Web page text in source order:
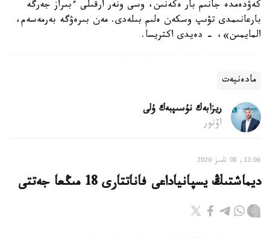
كەۋدەمدە جانىم بار ەكەنىن، وسى ونەر ارقىلى ءبىراز جەرگە
بارعانىمدى تۋىپ وسكەن ەلىم بىلەدى. مەن بىرەۋگە بەرمەسەم،
المايمىن»، - دەيدى اكتريسا.
مادەنيەت
ريزابەك نۇسىپبەك ۇلى
اۆتور
12:06, 08 تامىز 2026
ديماشتىڭ يسپانياداعى فاناتتارى 18 مىڭعا جەتتى